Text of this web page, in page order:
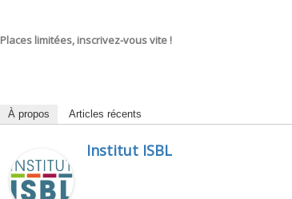
Places limitées, inscrivez-vous vite !
À propos Articles récents
Institut ISBL